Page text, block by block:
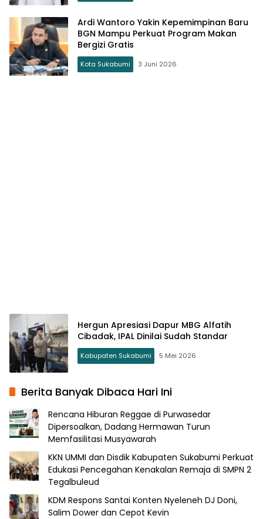
Ardi Wantoro Yakin Kepemimpinan Baru
BGN Mampu Perkuat Program Makan
Bergizi Gratis
Kota Sukabumi 3 Juni 2026
Hergun Apresiasi Dapur MBG Alfatih
Cibadak, IPAL Dinilai Sudah Standar
Kabupaten Sukabumi 5 Mei 2026
Berita Banyak Dibaca Hari Ini
Rencana Hiburan Reggae di Purwasedar
Dipersoalkan, Dadang Hermawan Turun
Memfasilitasi Musyawarah
KKN UMMI dan Disdik Kabupaten Sukabumi Perkuat
Edukasi Pencegahan Kenakalan Remaja di SMPN 2
Tegalbuleud
KDM Respons Santai Konten Nyeleneh DJ Doni,
Salim Dower dan Cepot Kevin